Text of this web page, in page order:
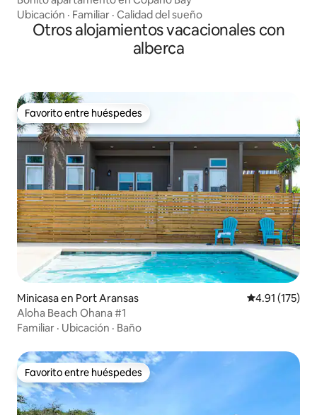
Ubicación · Familiar · Calidad del sueño
Otros alojamientos vacacionales con
alberca
Favorito entre huéspedes
Favorito entre huéspedes
Minicasa en Port Aransas Calificación
4.91 (175)
Aloha Beach Ohana #1
Familiar · Ubicación · Baño
Favorito entre huéspedes
Favorito entre huéspedes